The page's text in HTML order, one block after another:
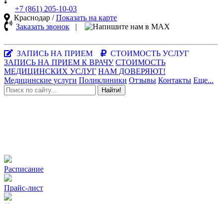
+7 (861) 205-10-03
Краснодар /Показать на карте
Заказать звонок |
ЗАПИСЬ НА ПРИЕМ
СТОИМОСТЬ УСЛУГ
ЗАПИСЬ НА ПРИЕМ К ВРАЧУ СТОИМОСТЬ
МЕДИЦИНСКИХ УСЛУГ НАМ ДОВЕРЯЮТ!
Медицинские услуги Поликлиники Отзывы Контакты Еще...
Найти!
Расписание
Прайс-лист